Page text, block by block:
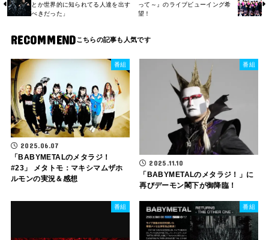
とか世界的に知られてる人達を出す
べきだった」
って～』のライブビューイング希
望！
RECOMMEND
番組
2025.06.07
「BABYMETALのメタラジ！
#23」 メタトモ：マキシマムザホ
ルモンの実況＆感想
番組
2025.11.10
「BABYMETALのメタラジ！」に
再びデーモン閣下が御降臨！
番組 番組